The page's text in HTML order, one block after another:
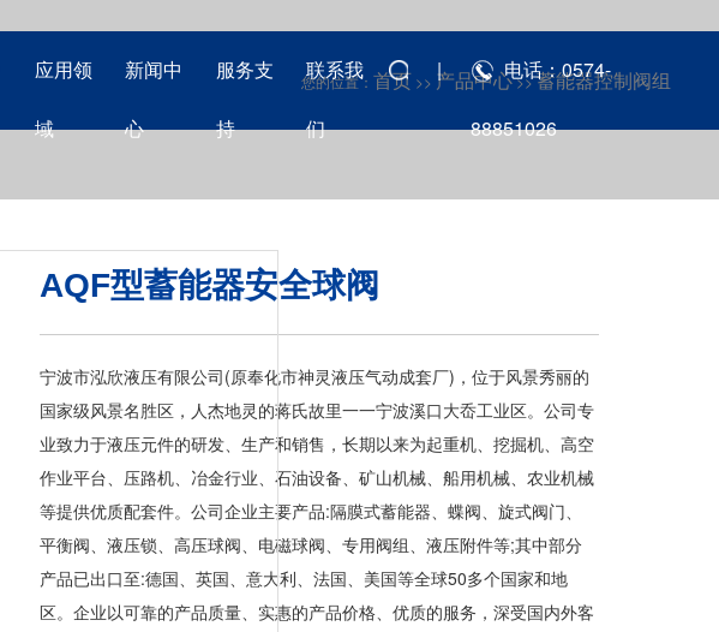
应用领
域
新闻中
心
服务支
持
联系我
们
| 电话：0574-
88851026
您的位置： 首页>> 产品中心>>蓄能器控制阀组
AQF型蓄能器安全球阀
宁波市泓欣液压有限公司(原奉化市神灵液压气动成套厂)，位于风景秀丽的
国家级风景名胜区，人杰地灵的蒋氏故里一一宁波溪口大岙工业区。公司专
业致力于液压元件的研发、生产和销售，长期以来为起重机、挖掘机、高空
作业平台、压路机、冶金行业、石油设备、矿山机械、船用机械、农业机械
等提供优质配套件。公司企业主要产品:隔膜式蓄能器、蝶阀、旋式阀门、
平衡阀、液压锁、高压球阀、电磁球阀、专用阀组、液压附件等;其中部分
产品已出口至:德国、英国、意大利、法国、美国等全球50多个国家和地
区。企业以可靠的产品质量、实惠的产品价格、优质的服务，深受国内外客